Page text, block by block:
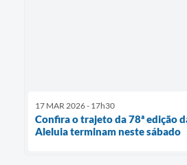
17 MAR 2026 - 17h30
Confira o trajeto da 78ª edição
Aleluia terminam neste sábado